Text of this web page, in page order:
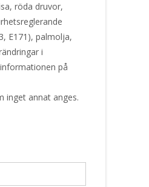
röda druvor,
E171), palmolja,
i
på
inget annat anges.